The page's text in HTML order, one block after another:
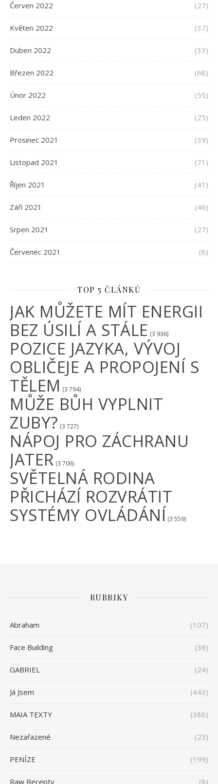
Červen 2022 (27)
Květen 2022 (37)
Duben 2022 (33)
Březen 2022 (68)
Únor 2022 (55)
Leden 2022 (25)
Prosinec 2021 (39)
Listopad 2021 (71)
Říjen 2021 (41)
Září 2021 (46)
Srpen 2021 (27)
Červenec 2021 (6)
TOP 5 ČLÁNKŮ
JAK MŮŽETE MÍT ENERGII
BEZ ÚSILÍ A STÁLE (3 936)
POZICE JAZYKA, VÝVOJ
OBLIČEJE A PROPOJENÍ S
TĚLEM (3 794)
MŮŽE BŮH VYPLNIT
ZUBY? (3 727)
NÁPOJ PRO ZÁCHRANU
JATER (3 706)
SVĚTELNÁ RODINA
PŘICHÁZÍ ROZVRÁTIT
SYSTÉMY OVLÁDÁNÍ (3 559)
RUBRIKY
Abraham (107)
Face Building (36)
GABRIEL (24)
Já Jsem (443)
MAIA TEXTY (386)
Nezařazené (23)
PENÍZE (199)
Raw Recepty (8)